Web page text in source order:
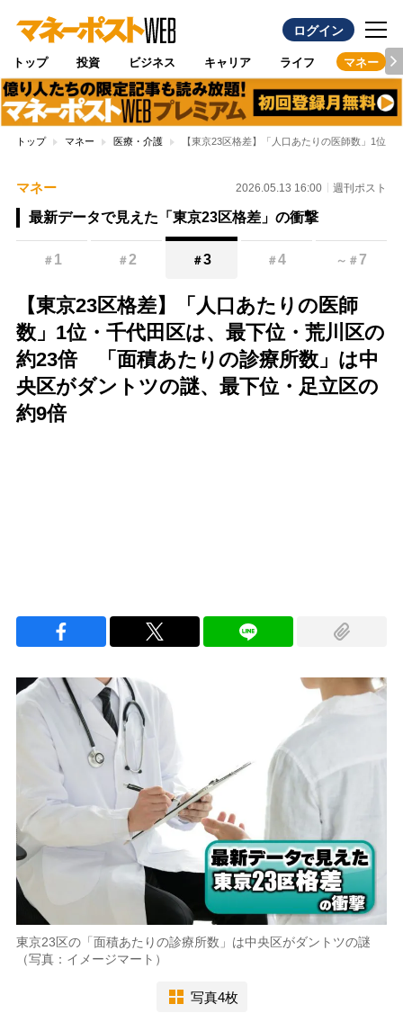
ログイン
トップ 投資 ビジネス キャリア ライフ マネー
トップ マネー 医療・介護 【東京23区格差】「人口あたりの医師数」1位
マネー 2026.05.13 16:00 週刊ポスト
最新データで見えた「東京23区格差」の衝撃
＃ 1 ＃2 ＃3 ＃4 ～ ＃7
【東京23区格差】「人口あたりの医師
数」1位・千代田区は、最下位・荒川区の
約23倍 「面積あたりの診療所数」は中
央区がダントツの謎、最下位・足立区の
約9倍
東京23区の「面積あたりの診療所数」は中央区がダントツの謎
（写真：イメージマート）
写真4枚